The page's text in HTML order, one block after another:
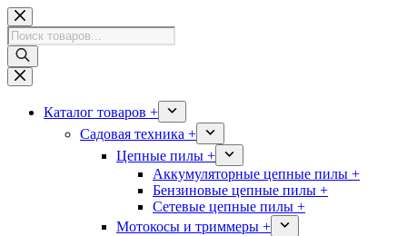
Перейти
к
сути
Поиск
товаров
Каталог товаров +
Садовая техника +
Цепные пилы +
Аккумуляторные цепные пилы +
Бензиновые цепные пилы +
Сетевые цепные пилы +
Мотокосы и триммеры +